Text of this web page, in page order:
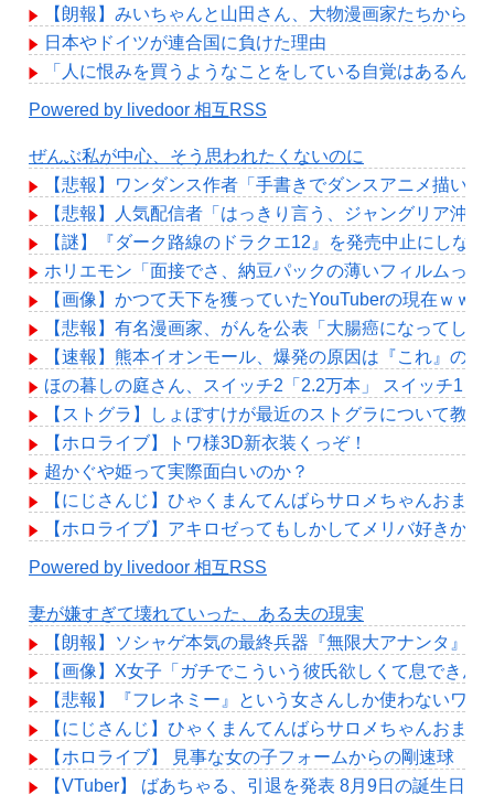
【朗報】みいちゃんと山田さん、大物漫画家たちから絶
日本やドイツが連合国に負けた理由
「人に恨みを買うようなことをしている自覚はあるん
Powered by livedoor 相互RSS
ぜんぶ私が中心、そう思われたくないのに
【悲報】ワンダンス作者「手書きでダンスアニメ描い
【悲報】人気配信者「はっきり言う、ジャングリア沖
【謎】『ダーク路線のドラクエ12』を発売中止にしな
ホリエモン「面接でさ、納豆パックの薄いフィルムっ
【画像】かつて天下を獲っていたYouTuberの現在ｗｗ
【悲報】有名漫画家、がんを公表「大腸癌になってし
【速報】熊本イオンモール、爆発の原因は『これ』の可
ほの暮しの庭さん、スイッチ2「2.2万本」 スイッチ1
【ストグラ】しょぼすけが最近のストグラについて教
【ホロライブ】トワ様3D新衣装くっぞ！
超かぐや姫って実際面白いのか？
【にじさんじ】ひゃくまんてんばらサロメちゃんおま
【ホロライブ】アキロゼってもしかしてメリバ好きか？
Powered by livedoor 相互RSS
妻が嫌すぎて壊れていった、ある夫の現実
【朗報】ソシャゲ本気の最終兵器『無限大アナンタ』
【画像】X女子「ガチでこういう彼氏欲しくて息できん
【悲報】『フレネミー』という女さんしか使わないワ
【にじさんじ】ひゃくまんてんばらサロメちゃんおま
【ホロライブ】 見事な女の子フォームからの剛速球
【VTuber】 ばあちゃる、引退を発表 8月9日の誕生日